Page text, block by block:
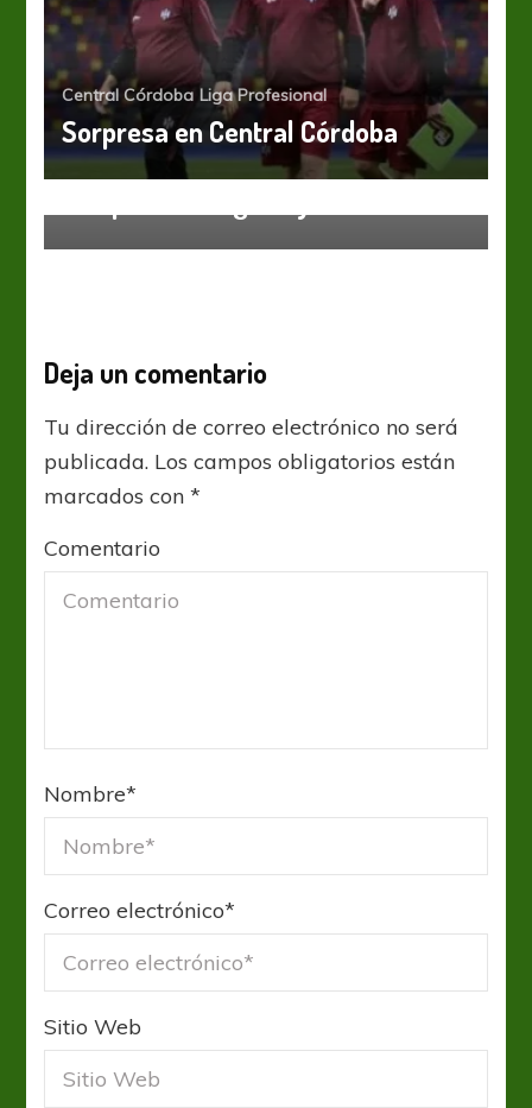
Central Córdoba Liga Profesional
Sorpresa en Central Córdoba
Independiente Liga Profesional
Deja un comentario
Tu dirección de correo electrónico no será
publicada. Los campos obligatorios están
marcados con*
Comentario
Nombre*
Correo electrónico*
Sitio Web